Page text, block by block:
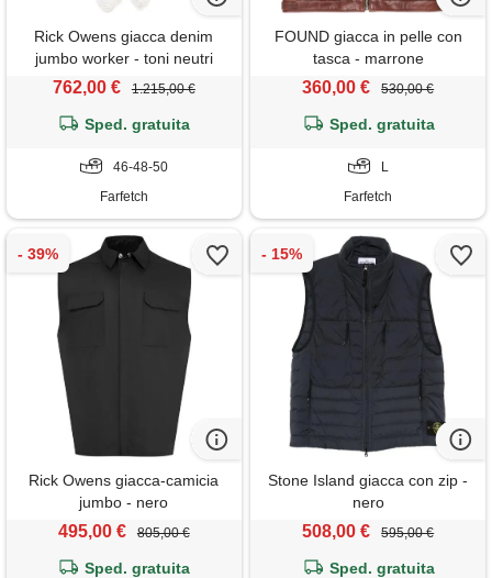
Rick Owens giacca denim
jumbo worker - toni neutri
762,00 € 1.215,00 €
Sped. gratuita
46-48-50
Farfetch
FOUND giacca in pelle con
tasca - marrone
360,00 € 530,00 €
Sped. gratuita
L
Farfetch
Rick Owens giacca-camicia
jumbo - nero
495,00 € 805,00 €
Sped. gratuita
Stone Island giacca con zip -
nero
508,00 € 595,00 €
Sped. gratuita